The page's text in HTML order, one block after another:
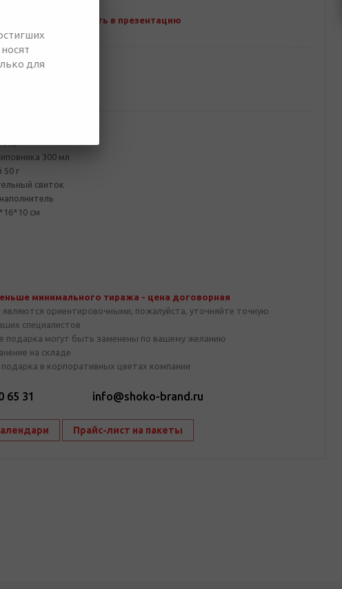
Добавить в презентацию
300 мл
50 г
свиток
см
минимального тиража - цена договорная
являются ориентировочными, пожалуйста, уточняйте точную
специалистов
подарка могут быть заменены по вашему желанию
на складе
подарка в корпоративных цветах компании
65 31 info@shoko-brand.ru
Прайс-лист на пакеты
для